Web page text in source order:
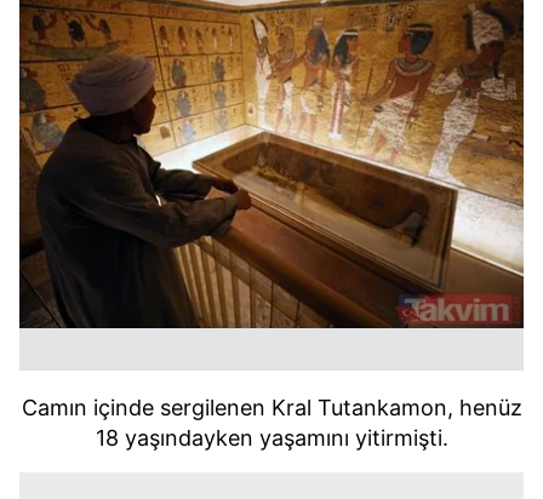
Camın içinde sergilenen Kral Tutankamon, henüz
18 yaşındayken yaşamını yitirmişti.